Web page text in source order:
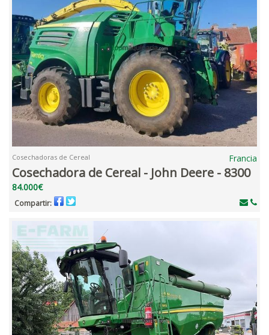
Cosechadoras de Cereal Francia
Cosechadora de Cereal - John Deere - 8300
84.000€
Compartir: